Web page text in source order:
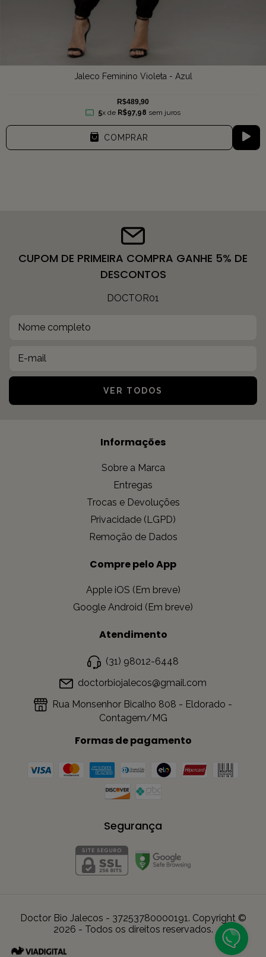
Jaleco Feminino Violeta - Azul
R$489,90
5x de R$97,98 sem juros
COMPRAR
CUPOM DE PRIMEIRA COMPRA GANHE 5% DE
DESCONTOS
DOCTOR01
Informações
Sobre a Marca
Entregas
Trocas e Devoluções
Privacidade (LGPD)
Remoção de Dados
Compre pelo App
Apple iOS (Em breve)
Google Android (Em breve)
Atendimento
(31) 98012-6448
doctorbiojalecos@gmail.com
Rua Monsenhor Bicalho 808 - Eldorado -
Contagem/MG
Formas de pagamento
Segurança
Doctor Bio Jalecos - 37253780000191. Copyright ©
2026 - Todos os direitos reservados.